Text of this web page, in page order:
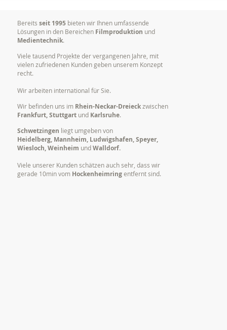
Postproduktion (Schnitt)
Bereits seit 1995 bieten wir Ihnen umfassende
Lösungen in den Bereichen Filmproduktion und
Medientechnik.
Viele tausend Projekte der vergangenen Jahre, mit
vielen zufriedenen Kunden geben unserem Konzept
recht.
Wir arbeiten international für Sie.
Wir befinden uns im Rhein-Neckar-Dreieckzwischen
Frankfurt, Stuttgart und Karlsruhe.
Schwetzingen liegt umgeben von
Heidelberg, Mannheim, Ludwigshafen, Speyer,
Wiesloch, Weinheim undWalldorf.
Viele unserer Kunden schätzen auch sehr, dass wir
gerade 10min vom Hockenheimringentfernt sind.